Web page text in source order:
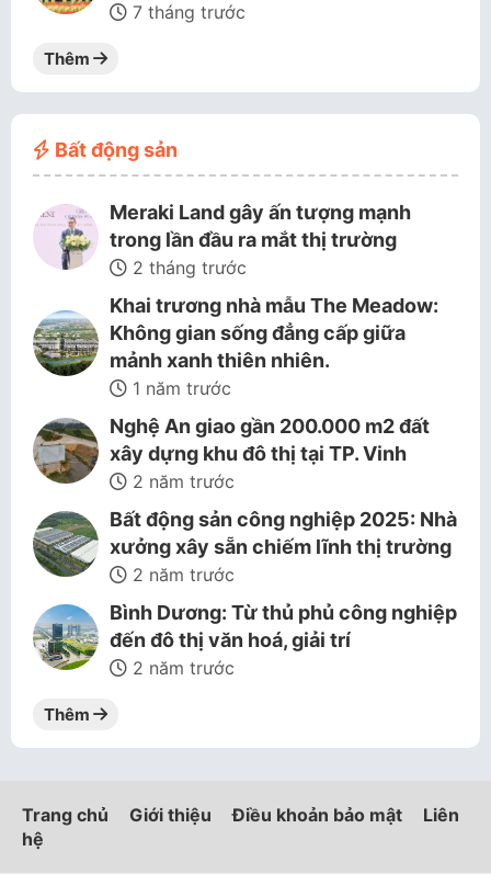
7 tháng trước
Thêm
Bất động sản
Meraki Land gây ấn tượng mạnh
trong lần đầu ra mắt thị trường
2 tháng trước
Khai trương nhà mẫu The Meadow:
Không gian sống đẳng cấp giữa
mảnh xanh thiên nhiên.
1 năm trước
Nghệ An giao gần 200.000 m2 đất
xây dựng khu đô thị tại TP. Vinh
2 năm trước
Bất động sản công nghiệp 2025: Nhà
xưởng xây sẵn chiếm lĩnh thị trường
2 năm trước
Bình Dương: Từ thủ phủ công nghiệp
đến đô thị văn hoá, giải trí
2 năm trước
Thêm
Trang chủ Giới thiệu Điều khoản bảo mật
Liên
hệ